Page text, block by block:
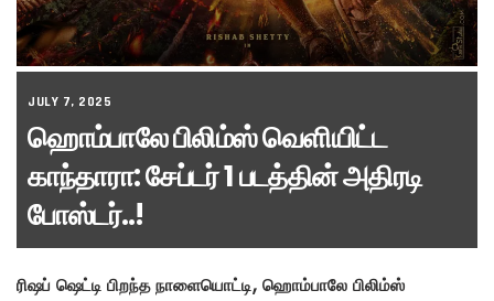
JULY 7, 2025
ஹொம்பாலே பிலிம்ஸ் வெளியிட்ட
காந்தாரா: சேப்டர் 1 படத்தின் அதிரடி
போஸ்டர்..!
ரிஷப் ஷெட்டி பிறந்த நாளையொட்டி, ஹொம்பாலே பிலிம்ஸ்